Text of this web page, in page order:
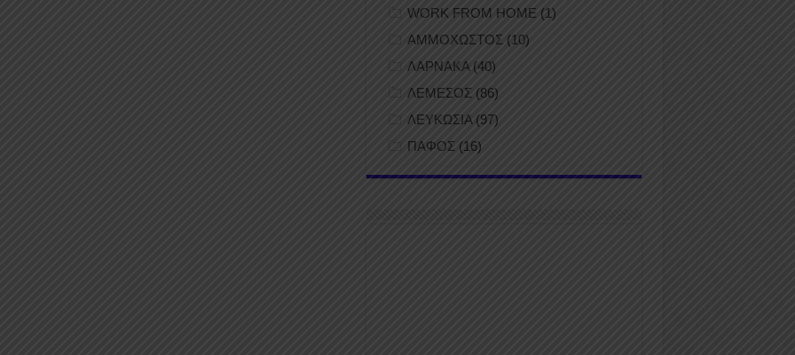
WORK FROM HOME (1)
ΑΜΜΟΧΩΣΤΟΣ (10)
ΛΑΡΝΑΚΑ (40)
ΛΕΜΕΣΟΣ (86)
ΛΕΥΚΩΣΙΑ(97)
ΠΑΦΟΣ (16)